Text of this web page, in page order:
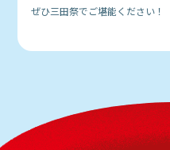
ぜひ三田祭でご堪能ください！